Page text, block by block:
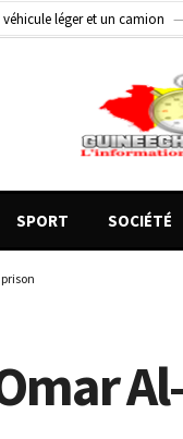
léger et un camion
12 engins saisis par
SPORT SOCIÉTÉ